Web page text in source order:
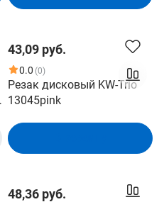
43,09 руб.
0.0 (0)
Резак дисковый KW-Trio
13045pink
48,36 руб.